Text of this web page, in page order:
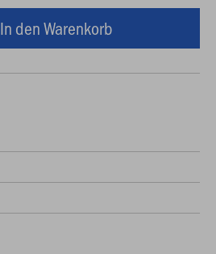
In den Warenkorb